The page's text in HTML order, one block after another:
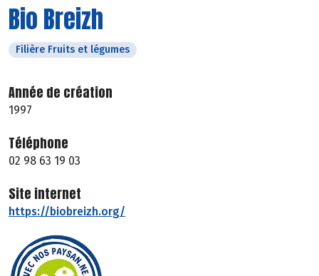
Bio Breizh
Filière Fruits et légumes
Année de création
1997
Téléphone
02 98 63 19 03
Site internet
https://biobreizh.org/